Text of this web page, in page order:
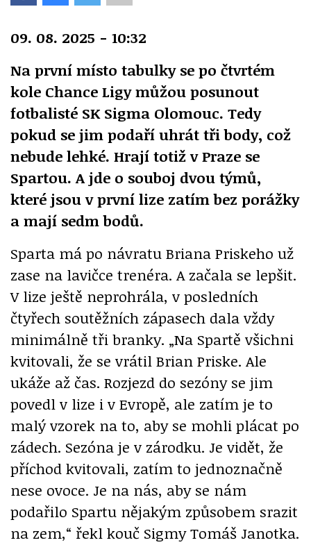
09. 08. 2025 - 10:32
Na první místo tabulky se po čtvrtém
kole Chance Ligy můžou posunout
fotbalisté SK Sigma Olomouc. Tedy
pokud se jim podaří uhrát tři body, což
nebude lehké. Hrají totiž v Praze se
Spartou. A jde o souboj dvou týmů,
které jsou v první lize zatím bez porážky
a mají sedm bodů.
Sparta má po návratu Briana Priskeho už
zase na lavičce trenéra. A začala se lepšit.
V lize ještě neprohrála, v posledních
čtyřech soutěžních zápasech dala vždy
minimálně tři branky. „Na Spartě všichni
kvitovali, že se vrátil Brian Priske. Ale
ukáže až čas. Rozjezd do sezóny se jim
povedl v lize i v Evropě, ale zatím je to
malý vzorek na to, aby se mohli plácat po
zádech. Sezóna je v zárodku. Je vidět, že
příchod kvitovali, zatím to jednoznačně
nese ovoce. Je na nás, aby se nám
podařilo Spartu nějakým způsobem srazit
na zem,“ řekl kouč Sigmy Tomáš Janotka.